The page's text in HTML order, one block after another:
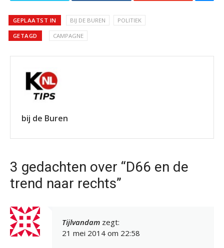
GEPLAATST IN BIJ DE BUREN POLITIEK
GETAGD CAMPAGNE
bij de Buren
3 gedachten over “D66 en de
trend naar rechts”
Tijlvandam zegt:
21 mei 2014 om 22:58